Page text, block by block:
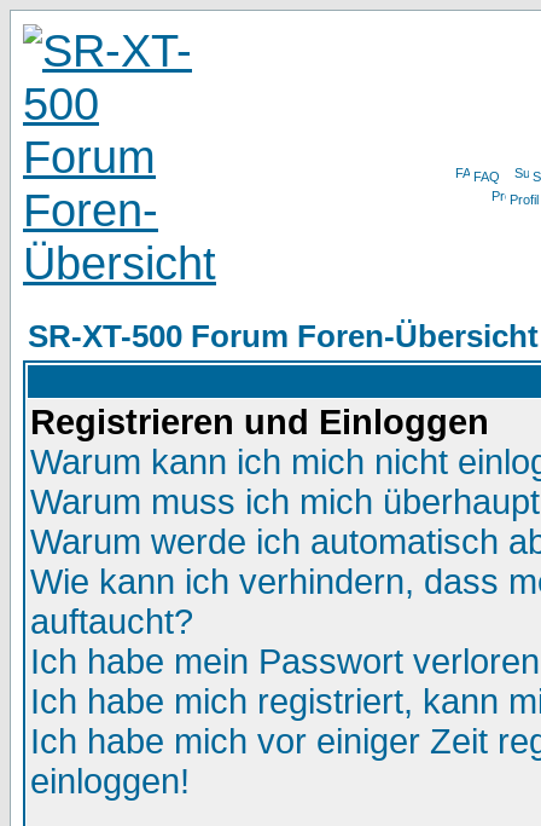
FAQ
Profil
SR-XT-500 Forum Foren-Übersicht
Registrieren und Einloggen
Warum kann ich mich nicht
Warum muss ich mich
Warum werde ich automatisch
Wie kann ich verhindern, dass
auftaucht?
Ich habe mein Passwort
Ich habe mich registriert, kann
Ich habe mich vor einiger Zeit
einloggen!